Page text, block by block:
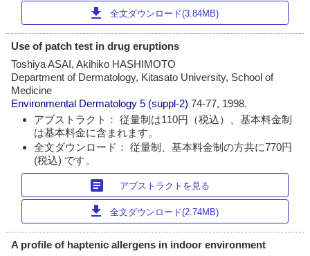
download 全文ダウンロード(3.84MB)
Use of patch test in drug eruptions
Toshiya ASAI, Akihiko HASHIMOTO
Department of Dermatology, Kitasato University, School of
Medicine
Environmental Dermatology 5 (suppl-2)74-77, 1998.
アブストラクト： 従量制は110円（税込）、基本料金制
は基本料金に含まれます。
全文ダウンロード： 従量制、基本料金制の方共に770円
(税込) です。
article アブストラクトを見る
download 全文ダウンロード(2.74MB)
A profile of haptenic allergens in indoor environment